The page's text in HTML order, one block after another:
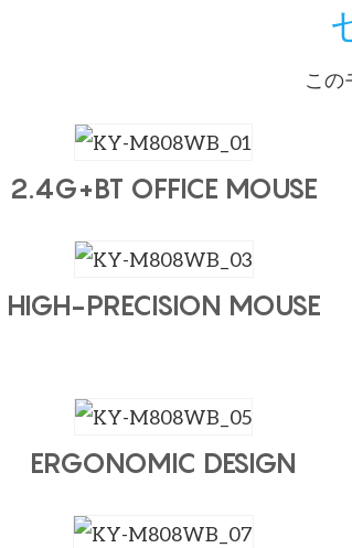
この
2.4G+BT OFFICE MOUSE
HIGH-PRECISION MOUSE
ERGONOMIC DESIGN